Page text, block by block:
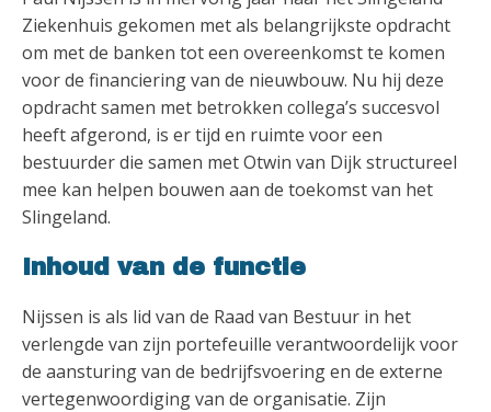
Ziekenhuis gekomen met als belangrijkste opdracht
om met de banken tot een overeenkomst te komen
voor de financiering van de nieuwbouw. Nu hij deze
opdracht samen met betrokken collega’s succesvol
heeft afgerond, is er tijd en ruimte voor een
bestuurder die samen met Otwin van Dijk structureel
mee kan helpen bouwen aan de toekomst van het
Slingeland.
Inhoud van de functie
Nijssen is als lid van de Raad van Bestuur in het
verlengde van zijn portefeuille verantwoordelijk voor
de aansturing van de bedrijfsvoering en de externe
vertegenwoordiging van de organisatie. Zijn